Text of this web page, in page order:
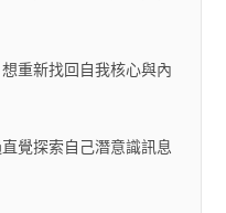
重新找回自我核心與內
覺探索自己潛意識訊息